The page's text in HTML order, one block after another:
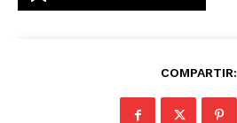
COMPARTIR: